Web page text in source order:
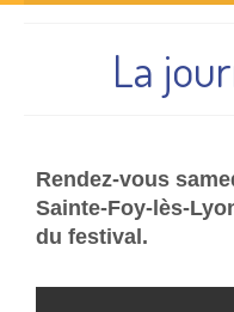
Le Festival Gones
Les
Le Festival,
Éditions
La
Rendez-vous
Sainte-Foy-lès-
du festival.